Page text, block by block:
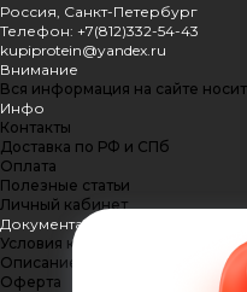
Россия, Санкт-Петербург
Телефон: +7(812)332-54-43
kupiprotein@yandex.ru
Внимание
Вся информация на сайте
Инфо
Контакты
Доставка по РФ и СПб
Оплата
Полезные статьи
Личный кабинет
Документация
Условия конфиденциальности
Описание процесса
Оферта